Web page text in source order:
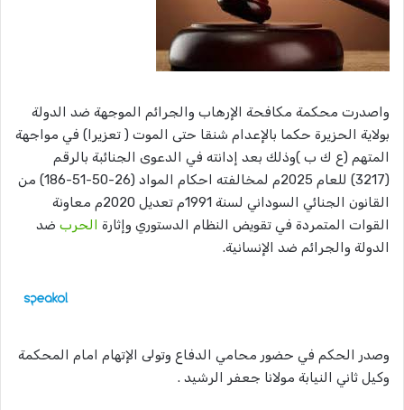
واصدرت محكمة مكافحة الإرهاب والجرائم الموجهة ضد الدولة
بولاية الحزيرة حكما بالإعدام شنقا حتى الموت ( تعزيرا) في مواجهة
المتهم (ع ك ب )وذلك بعد إدانته في الدعوى الجنائبة بالرقم
(3217) للعام 2025م لمخالفته احكام المواد (26-50-51-186) من
القانون الجنائي السوداني لسنة 1991م تعديل 2020م معاونة
القوات المتمردة في تقويض النظام الدستوري وإثارة الحرب ضد
الدولة والجرائم ضد الإنسانية.
وصدر الحكم في حضور محامي الدفاع وتولى الإتهام امام المحكمة
وكيل ثاني النيابة مولانا جعفر الرشيد .